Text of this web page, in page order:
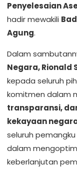
Penyelesaian
hadir mewakili
Agung.
Dalam
Negara, Rionald
kepada seluruh
komitmen dalam
transparansi,
kekayaan
seluruh
dalam
keberlanjutan